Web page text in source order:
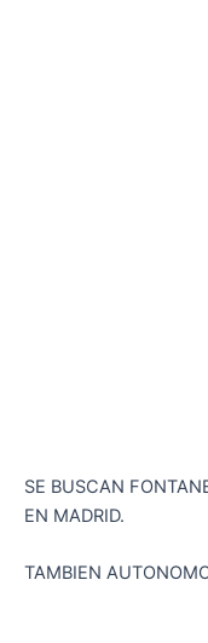
SE BUSCAN
EN MADRID.
TAMBIEN